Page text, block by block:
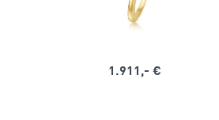
1.911,- €